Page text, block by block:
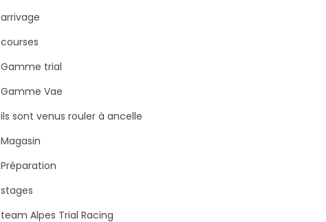
arrivage
courses
Gamme trial
Gamme Vae
ils sont venus rouler à ancelle
Magasin
Préparation
stages
team Alpes Trial Racing